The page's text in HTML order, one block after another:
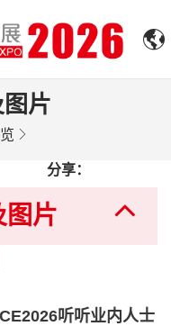
片
分享：
图片
听听业内人士